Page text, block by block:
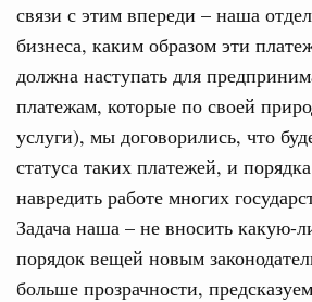
связи с этим впереди – наша
бизнеса, каким образом эти
должна наступать для
платежам, которые по своей
услуги), мы договорились, что
статуса таких платежей, и
навредить работе многих
Задача наша – не вносить какую-
порядок вещей новым
больше прозрачности,